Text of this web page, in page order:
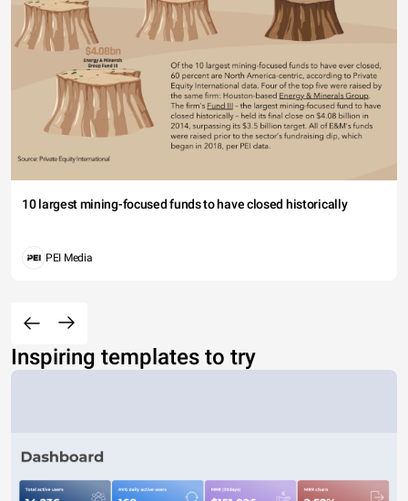
10 largest mining-focused funds to have closed historically
PEI Media
Inspiring templates to try